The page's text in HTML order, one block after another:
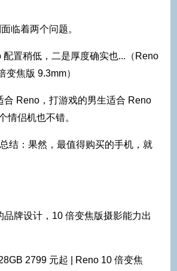
临着两个问题。
配置稍低，二是厚度确实也...（Reno
变焦版 9.3mm）
合 Reno，打游戏的男生适合 Reno
情侣机也不错。
品牌设计，10 倍变焦版摄影能力出
2799 元起 | Reno 10 倍变焦